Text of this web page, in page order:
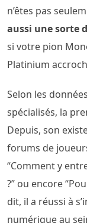
n’êtes pas
aussi une sorte
si votre pion
Platinium
Selon les
spécialisés, la
Depuis, son
forums de
“Comment y
?” ou encore
dit, il a réussi à
numérique au